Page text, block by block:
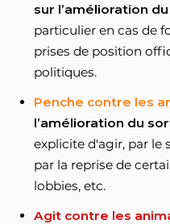
sur l’amélioration
particulier en cas de
prises de position
politiques.
Penche contre les
l’amélioration du
explicite d'agir, par le
par la reprise de
lobbies, etc.
Agit contre les